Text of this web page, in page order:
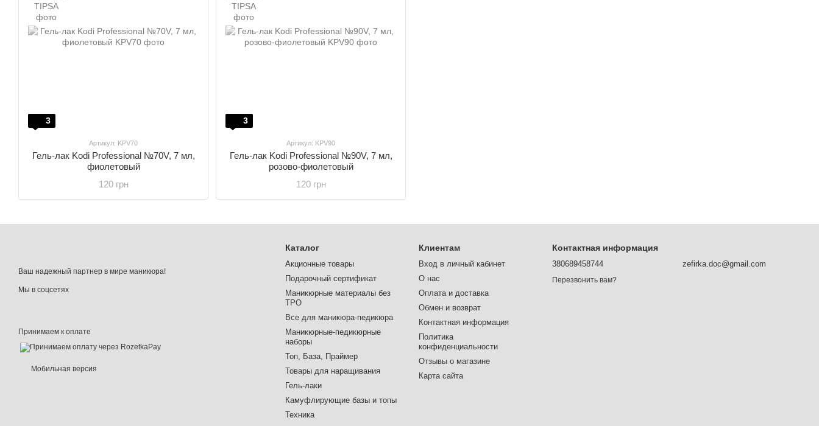
3
Артикул: KPV70
Гель-лак Kodi Professional №70V, 7 мл,
фиолетовый
120 грн
3
Артикул: KPV90
Гель-лак Kodi Professional №90V, 7 мл,
розово-фиолетовый
120 грн
Ваш надежный партнер в мире маникюра!
Мы в соцсетях
Принимаем к оплате
Мобильная версия
Каталог
Акционные товары
Подарочный сертификат
Маникюрные материалы без
TPO
Все для маникюра-педикюра
Маникюрные-педикюрные
наборы
Топ, База, Праймер
Товары для наращивания
Гель-лаки
Камуфлирующие базы и топы
Техника
Клиентам
Вход в личный кабинет
О нас
Оплата и доставка
Обмен и возврат
Контактная информация
Политика
конфиденциальности
Отзывы о магазине
Карта сайта
Контактная информация
380689458744
Перезвонить вам?
zefirka.doc@gmail.com